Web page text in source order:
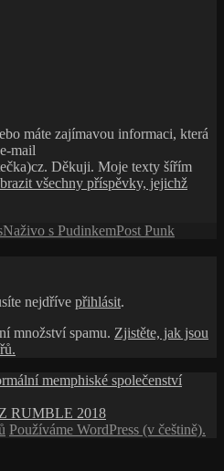
máte zajímavou informaci, která
mail
Děkuji. Moje texty šířím
všechny příspěvky, jejichž
Rubriky:
Naživo s PudinkemŠtítky:
Post Punk
nejdříve přihlásit.
množství spamu. Zjistěte, jak jsou
memphiské společenství
RUMBLE 2018
Používáme WordPress (v češtině).